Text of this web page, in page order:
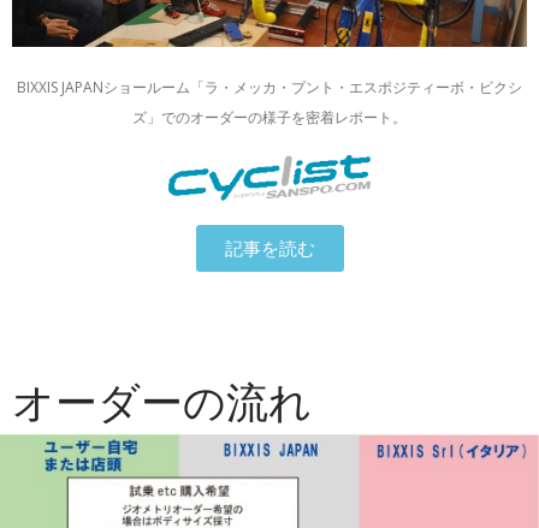
BIXXIS JAPANショールーム「ラ・メッカ・プント・エスポジティーボ・ビクシ
ズ」でのオーダーの様子を密着レポート。
記事を読む
オーダーの流れ